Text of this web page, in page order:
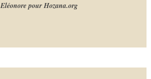
Eléonore pour Hozana.org